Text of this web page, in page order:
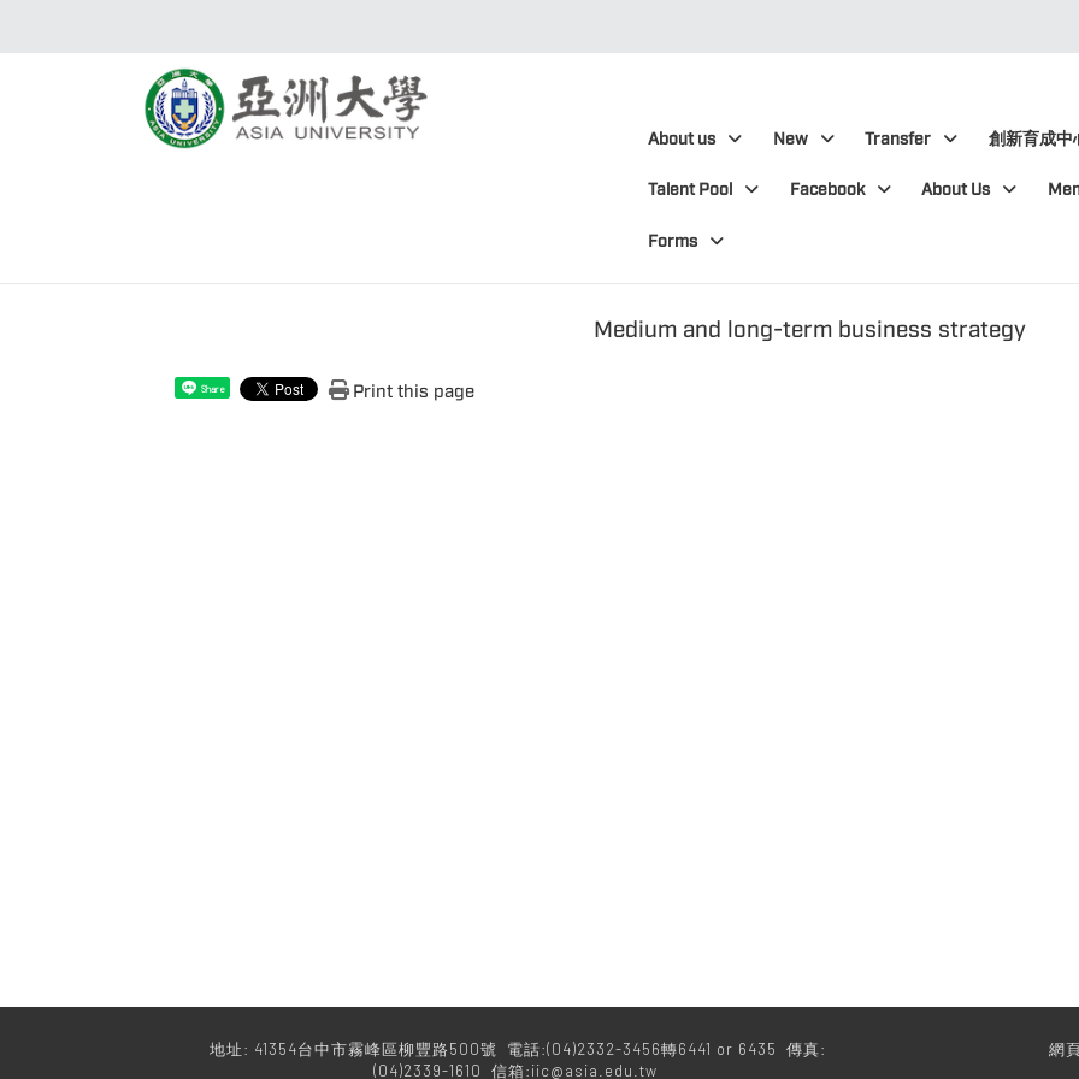
About us New Transfer 創新育成中
Talent Pool Facebook About Us
Forms
Medium and long-term business strategy
Share Print this page
地址: 41354台中市霧峰區柳豐路500號 電話:(04)2332-3456轉6441 or 6435 傳真:
(04)2339-1610 信箱:iic@asia.edu.tw
網